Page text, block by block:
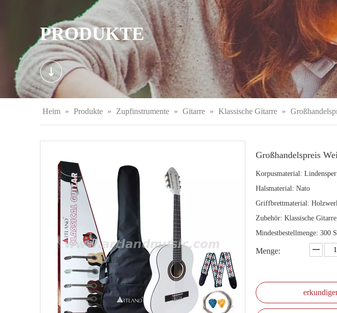
PRODUKTE
Heim » Produkte » Zupfinstrumente » Gitarre » Klassische Gitarre »
Großhandelspreis
Korpusmaterial:
Halsmaterial: Nato
Griffbrettmaterial:
Zubehör: Klassische
Mindestbestellmenge: 300
Menge: